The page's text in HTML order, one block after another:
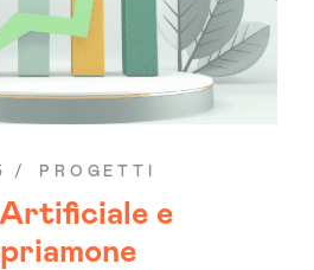
PROGETTI
e